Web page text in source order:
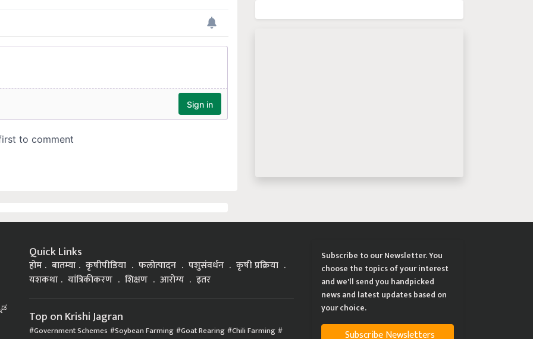
Quick Links
होम बातम्या कृषीपीडिया फलोत्पादन पशुसंवर्धन
कृषी प्रक्रिया
यशकथा
यांत्रिकीकरण शिक्षण आरोग्य इतर
Top on Krishi Jagran
Government Schemes Soybean Farming Goat Rearing
Chili Farming
Subscribe to our Newsletter. You
choose the topics of your interest
and we'll send you handpicked
news and latest updates based on
your choice.
Subscribe Newsletters